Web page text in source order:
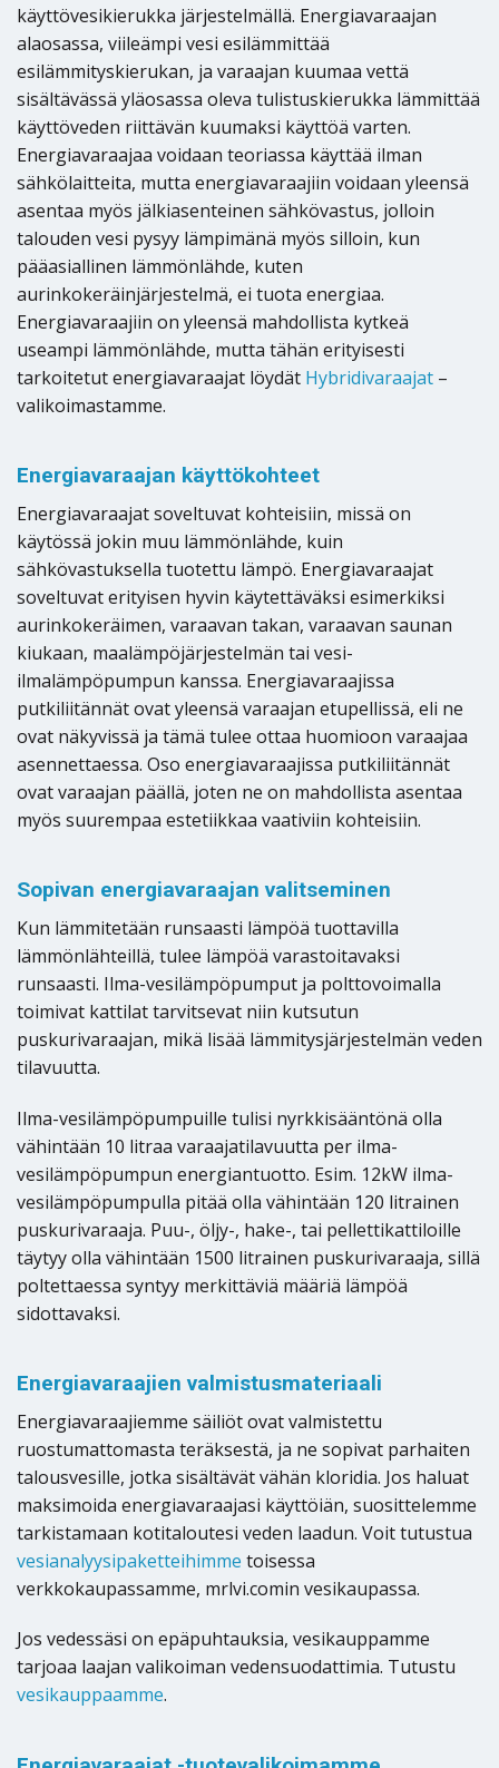
käyttövesikierukka järjestelmällä. Energiavaraajan
alaosassa, viileämpi vesi esilämmittää
esilämmityskierukan, ja varaajan kuumaa vettä
sisältävässä yläosassa oleva tulistuskierukka lämmittää
käyttöveden riittävän kuumaksi käyttöä varten.
Energiavaraajaa voidaan teoriassa käyttää ilman
sähkölaitteita, mutta energiavaraajiin voidaan yleensä
asentaa myös jälkiasenteinen sähkövastus, jolloin
talouden vesi pysyy lämpimänä myös silloin, kun
pääasiallinen lämmönlähde, kuten
aurinkokeräinjärjestelmä, ei tuota energiaa.
Energiavaraajiin on yleensä mahdollista kytkeä
useampi lämmönlähde, mutta tähän erityisesti
tarkoitetut energiavaraajat löydät Hybridivaraajat –
valikoimastamme.
Energiavaraajan käyttökohteet
Energiavaraajat soveltuvat kohteisiin, missä on
käytössä jokin muu lämmönlähde, kuin
sähkövastuksella tuotettu lämpö. Energiavaraajat
soveltuvat erityisen hyvin käytettäväksi esimerkiksi
aurinkokeräimen, varaavan takan, varaavan saunan
kiukaan, maalämpöjärjestelmän tai vesi-
ilmalämpöpumpun kanssa. Energiavaraajissa
putkiliitännät ovat yleensä varaajan etupellissä, eli ne
ovat näkyvissä ja tämä tulee ottaa huomioon varaajaa
asennettaessa. Oso energiavaraajissa putkiliitännät
ovat varaajan päällä, joten ne on mahdollista asentaa
myös suurempaa estetiikkaa vaativiin kohteisiin.
Sopivan energiavaraajan valitseminen
Kun lämmitetään runsaasti lämpöä tuottavilla
lämmönlähteillä, tulee lämpöä varastoitavaksi
runsaasti. Ilma-vesilämpöpumput ja polttovoimalla
toimivat kattilat tarvitsevat niin kutsutun
puskurivaraajan, mikä lisää lämmitysjärjestelmän veden
tilavuutta.
Ilma-vesilämpöpumpuille tulisi nyrkkisääntönä olla
vähintään 10 litraa varaajatilavuutta per ilma-
vesilämpöpumpun energiantuotto. Esim. 12kW ilma-
vesilämpöpumpulla pitää olla vähintään 120 litrainen
puskurivaraaja. Puu-, öljy-, hake-, tai pellettikattiloille
täytyy olla vähintään 1500 litrainen puskurivaraaja, sillä
poltettaessa syntyy merkittäviä määriä lämpöä
sidottavaksi.
Energiavaraajien valmistusmateriaali
Energiavaraajiemme säiliöt ovat valmistettu
ruostumattomasta teräksestä, ja ne sopivat parhaiten
talousvesille, jotka sisältävät vähän kloridia. Jos haluat
maksimoida energiavaraajasi käyttöiän, suosittelemme
tarkistamaan kotitaloutesi veden laadun. Voit tutustua
vesianalyysipaketteihimme toisessa
verkkokaupassamme, mrlvi.comin vesikaupassa.
Jos vedessäsi on epäpuhtauksia, vesikauppamme
tarjoaa laajan valikoiman vedensuodattimia. Tutustu
vesikauppaamme.